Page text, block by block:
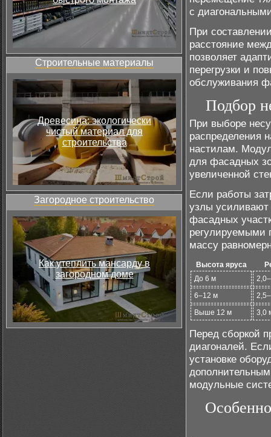
Строительные материалы
Древесина: экологически
чистый материал для
строительства
Загородное строительство
Как утеплить мансарду в
загородном доме
с
При
расстояние
позволяет
перегрузки и
обслуживания
Подбор
При выборе
распределения
настилам.
для фасадных
увеличенной
Если работы
узлы
фасадных
регулируемыми
массу
Высота яруса
До 6 м
6–12 м
Выше 12 м
3,0
Перед сборкой
диагоналей.
установке
модульные